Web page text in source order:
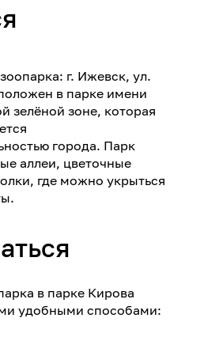
г. Ижевск, ул.
в парке имени
зелёной зоне, которая
города. Парк
аллеи, цветочные
где можно укрыться
в парке Кирова
удобными способами: